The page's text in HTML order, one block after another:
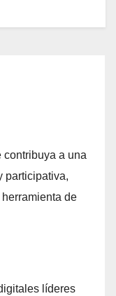
contribuya a una
participativa,
de
líderes